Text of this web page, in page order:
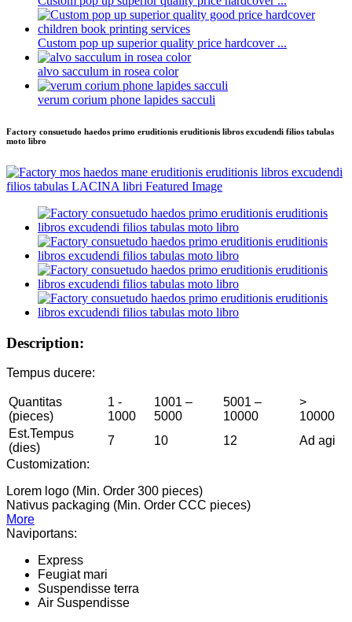
Custom pop up superior quality price hardcover ...
alvo sacculum in rosea color
verum corium phone lapides sacculi
Factory consuetudo haedos primo eruditionis eruditionis libros excudendi filios tabulas
moto libro
Description:
Tempus ducere:
Quantitas
(pieces)
1 -
1000
1001 –
5000
5001 –
10000
>
10000
Est.Tempus
(dies)
7 10 12
Ad agi
Customization:
Lorem logo (Min. Order 300 pieces)
Nativus packaging (Min. Order CCC pieces)
More
Naviportans:
Express
Feugiat mari
Suspendisse terra
Air Suspendisse